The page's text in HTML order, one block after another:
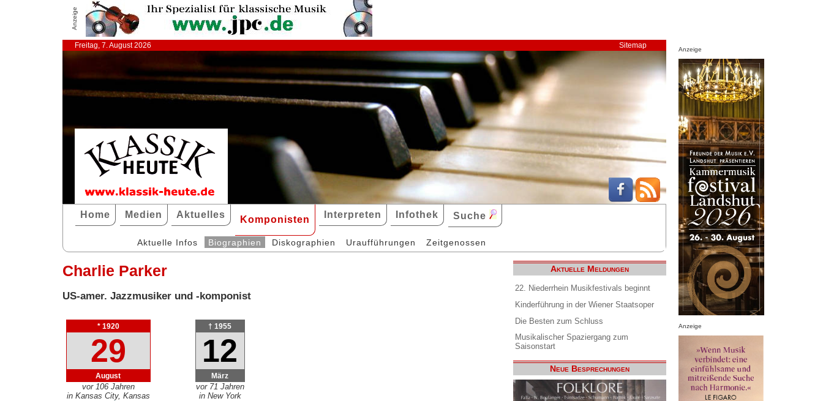
Anzeige
Freitag, 7. August 2026 Sitemap
Home Medien Aktuelles Komponisten Interpreten Infothek Suche
Aktuelle Infos Biographien Diskographien Uraufführungen Zeitgenossen
Charlie Parker
US-amer. Jazzmusiker und -komponist
* 1920
29
August
vor 106 Jahren
in Kansas City, Kansas
† 1955
12
März
vor 71 Jahren
in New York
Aktuelle Meldungen
22. Niederrhein Musikfestivals beginnt
Kinderführung in der Wiener Staatsoper
Die Besten zum Schluss
Musikalischer Spaziergang zum
Saisonstart
Neue Besprechungen
Anzeige
Anzeige